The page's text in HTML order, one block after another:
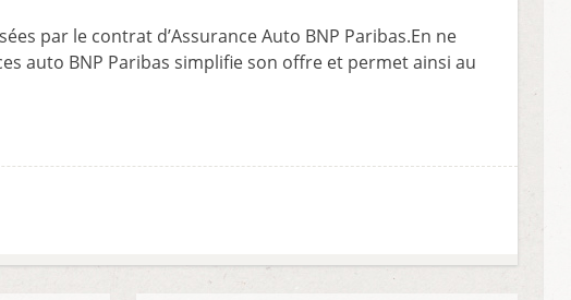
par le contrat d’Assurance Auto BNP Paribas.En ne
auto BNP Paribas simplifie son offre et permet ainsi au